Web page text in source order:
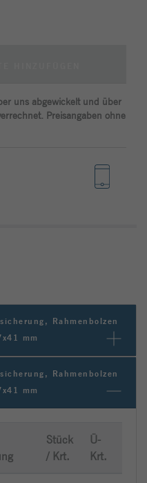
uns abgewickelt und über
Preisangaben ohne
Rahmenbolzen
mm
Rahmenbolzen
mm
Stück
/ Krt.
Ü-
Krt.
dieses Cookie, um